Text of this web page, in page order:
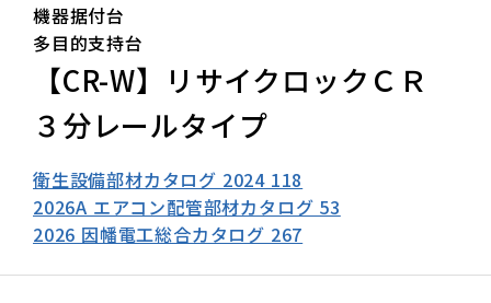
機器据付台
多目的支持台
【CR-W】リサイクロックＣＲ
３分レールタイプ
衛生設備部材カタログ 2024 118
2026A エアコン配管部材カタログ 53
2026 因幡電工総合カタログ 267